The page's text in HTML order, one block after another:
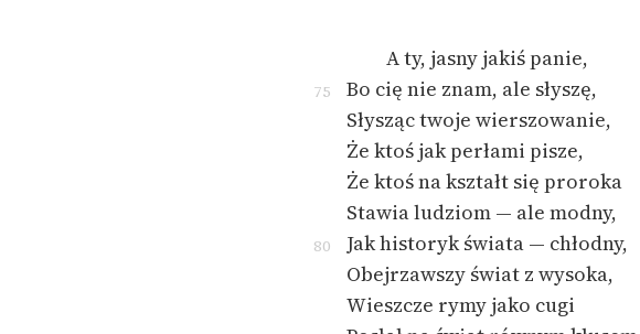
A ty, jasny jakiś panie,
75
Bo cię nie znam, ale słyszę,
Słysząc twoje wierszowanie,
Że ktoś jak perłami pisze,
Że ktoś na kształt się proroka
Stawia ludziom — ale modny,
80
Jak historyk świata — chłodny,
Obejrzawszy świat z wysoka,
Wieszcze rymy jako cugi